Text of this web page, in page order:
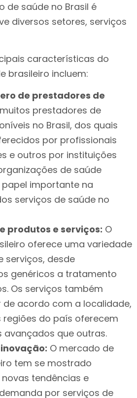
de saúde no Brasil é
diversos setores, serviços
características do
brasileiro incluem:
de prestadores de
prestadores de
no Brasil, dos quais
por profissionais
e outros por instituições
de saúde
importante na
serviços de saúde no
produtos e serviços: O
oferece uma variedade
serviços, desde
genéricos a tratamento
Os serviços também
de acordo com a localidade,
regiões do país oferecem
avançados que outras.
O mercado de
tem se mostrado
tendências e
por serviços de